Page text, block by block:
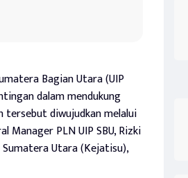
Bagian Utara (UIP
dalam mendukung
diwujudkan melalui
PLN UIP SBU, Rizki
Utara (Kejatisu),